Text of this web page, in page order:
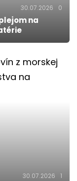
30.07.2026 0
na
30.07.2026 1